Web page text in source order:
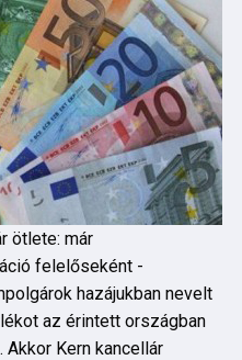
ötlete: már
felelőseként -
hazájukban nevelt
az érintett országban
Kern kancellár